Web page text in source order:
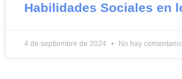
Habilidades Sociales en
4 de septiembre de 2024 No hay